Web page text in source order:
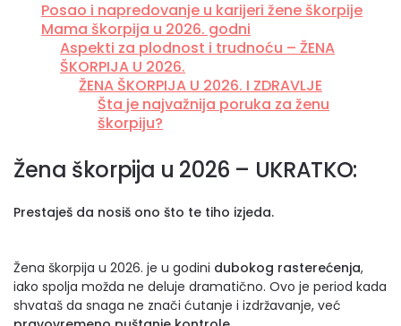
Posao i napredovanje u karijeri žene škorpije
Mama škorpija u 2026. godni
Aspekti za plodnost i trudnoću – ŽENA
ŠKORPIJA U 2026.
ŽENA ŠKORPIJA U 2026. I ZDRAVLJE
Šta je najvažnija poruka za ženu
škorpiju?
Žena škorpija u 2026 – UKRATKO:
Prestaješ da nosiš ono što te tiho izjeda.
Žena škorpija u 2026. je u godini dubokog rasterećenja,
iako spolja možda ne deluje dramatično. Ovo je period kada
shvataš da snaga ne znači ćutanje i izdržavanje, već